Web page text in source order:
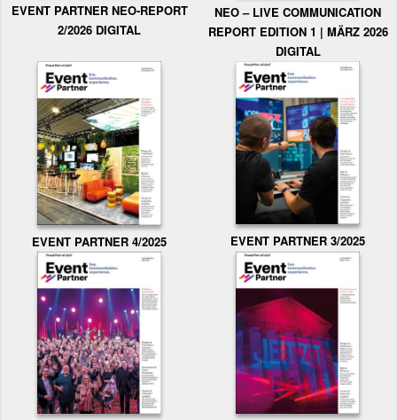
EVENT PARTNER NEO-REPORT
2/2026 DIGITAL
NEO – LIVE COMMUNICATION
REPORT EDITION 1 | MÄRZ 2026
DIGITAL
EVENT PARTNER 4/2025 EVENT PARTNER 3/2025